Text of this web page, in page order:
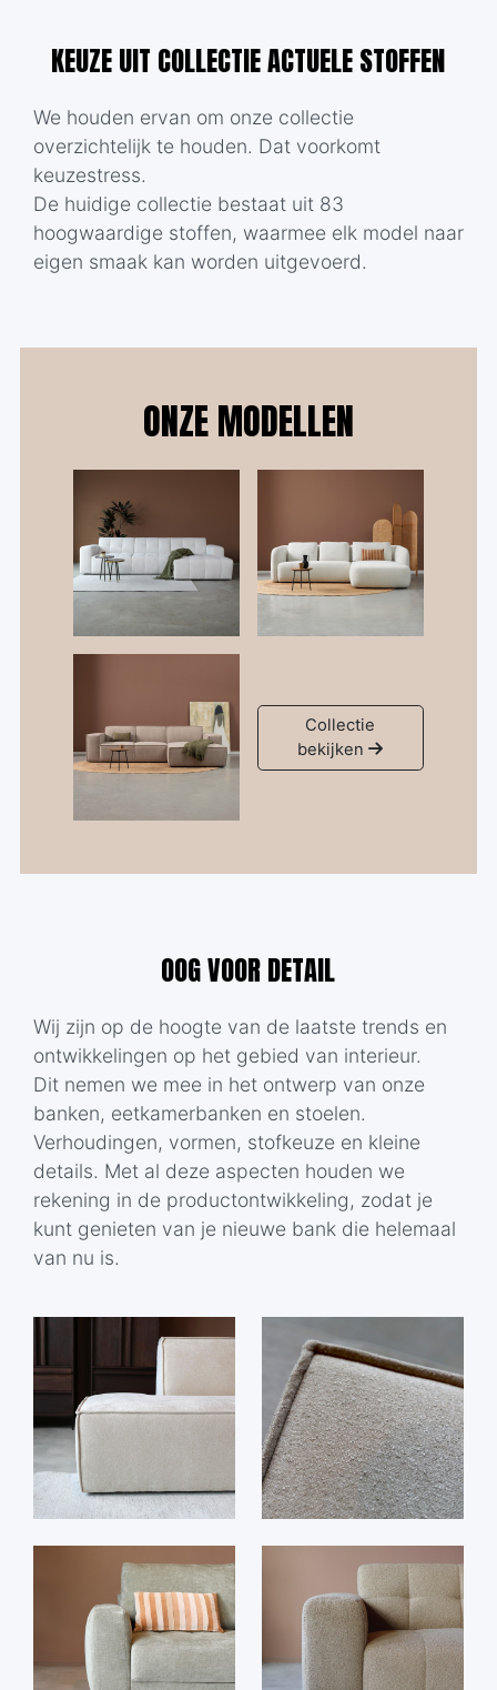
KEUZE UIT COLLECTIE ACTUELE STOFFEN
We houden ervan om onze collectie
overzichtelijk te houden. Dat voorkomt
keuzestress.
De huidige collectie bestaat uit 83
hoogwaardige stoffen, waarmee elk model naar
eigen smaak kan worden uitgevoerd.
ONZE MODELLEN
Collectie
bekijken
OOG VOOR DETAIL
Wij zijn op de hoogte van de laatste trends en
ontwikkelingen op het gebied van interieur.
Dit nemen we mee in het ontwerp van onze
banken, eetkamerbanken en stoelen.
Verhoudingen, vormen, stofkeuze en kleine
details. Met al deze aspecten houden we
rekening in de productontwikkeling, zodat je
kunt genieten van je nieuwe bank die helemaal
van nu is.